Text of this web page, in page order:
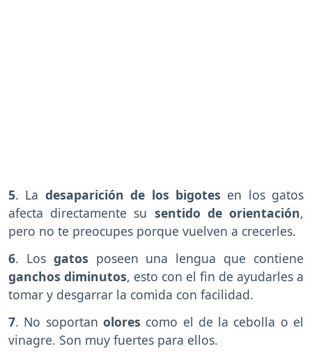
5. La desaparición de los bigotes en los gatos
afecta directamente su sentido de orientación,
pero no te preocupes porque vuelven a crecerles.
6. Los gatos poseen una lengua que contiene
ganchos diminutos, esto con el fin de ayudarles a
tomar y desgarrar la comida con facilidad.
7. No soportan olores como el de la cebolla o el
vinagre. Son muy fuertes para ellos.